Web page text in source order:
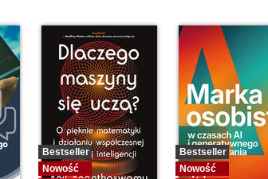
Bestseller
Nowość
Bestseller
Nowość